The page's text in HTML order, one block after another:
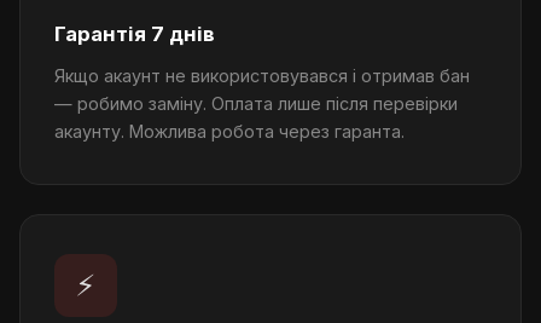
Гарантія 7 днів
Якщо акаунт не використовувався і отримав бан
— робимо заміну. Оплата лише після перевірки
акаунту. Можлива робота через гаранта.
⚡